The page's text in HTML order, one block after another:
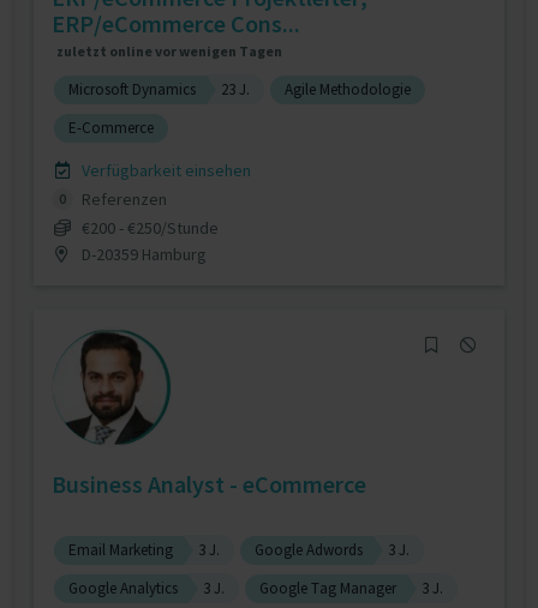
ERP/eCommerce Cons...
zuletzt online vor wenigen Tagen
Microsoft Dynamics 23 J.
Agile Methodologie
E-Commerce
Verfügbarkeit einsehen
0
Referenzen
€200 - €250/Stunde
D-20359 Hamburg
Business Analyst - eCommerce
Email Marketing 3 J. Google Adwords
3 J.
Google Analytics
3 J. Google Tag Manager 3 J.